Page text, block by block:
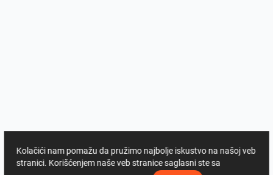
Kolačići nam pomažu da pružimo najbolje iskustvo na našoj veb
stranici. Korišćenjem naše veb stranice saglasni ste sa